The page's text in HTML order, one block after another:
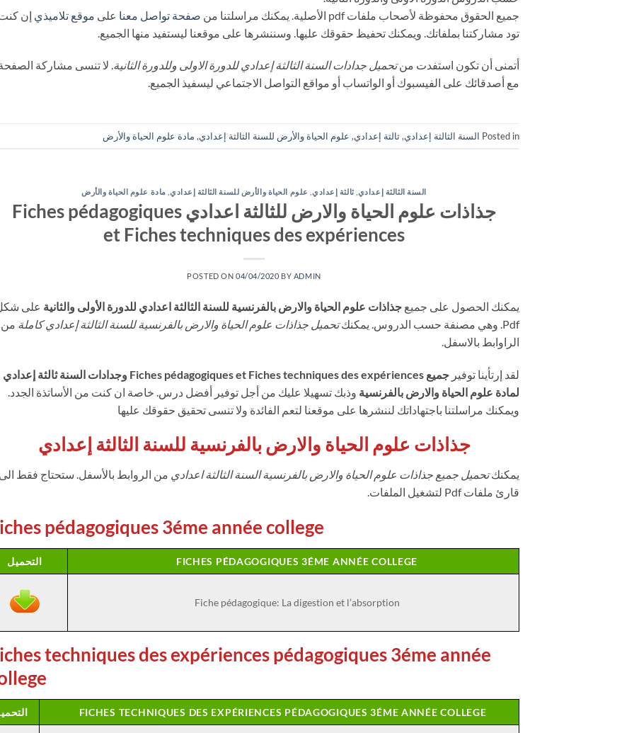
جميع الحقوق محفوظة لأصحاب ملفات pdf الأصلية. يمكنك مراسلتنا من
صفحة تواصل معنا على موقع تلاميذي إن
تود مشاركتنا بملفاتك. ويمكنك تحفيظ حقوقك عليها. وسننشرها على موقعنا ليستفيد منها الجميع.
أتمنى أن تكون استفدت منتحميل جدادات السنة الثالثة إعدادي للدورة الاولى وللدورة الثانية. لا تنسى مشاركة
مع أصدقائك على الفيسبوك أو الواتساب أو مواقع التواصل الاجتماعي ليسفيذ الجميع.
Posted in السنة الثالثة إعدادي,ثالثة إعدادي, علوم الحياة والأرض للسنة الثالثة إعدادي, مادة علوم الحياة والأرض
السنة الثالثة إعدادي ثالثة إعدادي علوم الحياة والأرض للسنة الثالثة إعدادي مادة علوم الحياة والأرض
جذاذات علوم الحياة والارض للثالثة اعدادي Fiches pédagogiques
et Fiches techniques des expériences
POSTED ON 04/04/2020 BY ADMIN
يمكنك الحصول على جميع جذاذات علوم الحياة والارض بالفرنسية للسنة الثالثة اعدادي للدورة الأولى والثانية على
Pdf. وهي مصنفة حسب الدروس. يمكنك
تحميل جذاذات علوم الحياة والارض بالفرنسية للسنة الثالثة إعدادي كاملة من
الراوابط بالاسفل.
لقد إرتأينا توفير
جميع Fiches pédagogiques et Fiches techniques des expériences وجدادات السنة ثالثة إعدادي
لمادة علوم الحياة والارض بالفرنسية وذبك تسهيلا عليك من أجل توفير أفضل درس. خاصة ان كنت من الأساتذة الجدد.
ويمكنك مراسلتنا باجتهاداتك لننشرها على موقعنا لتعم الفائدة ولا تنسى تحقيق حقوقك عليها
جذاذات علوم الحياة والارض بالفرنسية للسنة الثالثة إعدادي
يمكنكتحميل جميع جذاذات علوم الحياة والارض بالفرنسية السنة الثالثة اعدادي من الروابط بالأسفل. ستحتاج فقط
قارئ ملفات Pdf لتشغيل الملفات.
pédagogiques 3éme année college
FICHES PÉDAGOGIQUES 3ÉME ANNÉE COLLEGE التحميل
Fiche pédagogique: La digestion et l’absorption
techniques des expériences pédagogiques 3éme année
FICHES TECHNIQUES DES EXPÉRIENCES PÉDAGOGIQUES 3ÉME ANNÉE COLLEGE